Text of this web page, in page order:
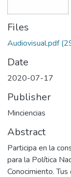
Files
Audiovisual.pdf
Date
2020-07-17
Publisher
Minciencias
Abstract
Participa en la
para la Política
Conocimiento.